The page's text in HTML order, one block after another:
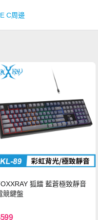
C周邊
狐鐳 藍蒼極致靜音
競鍵盤